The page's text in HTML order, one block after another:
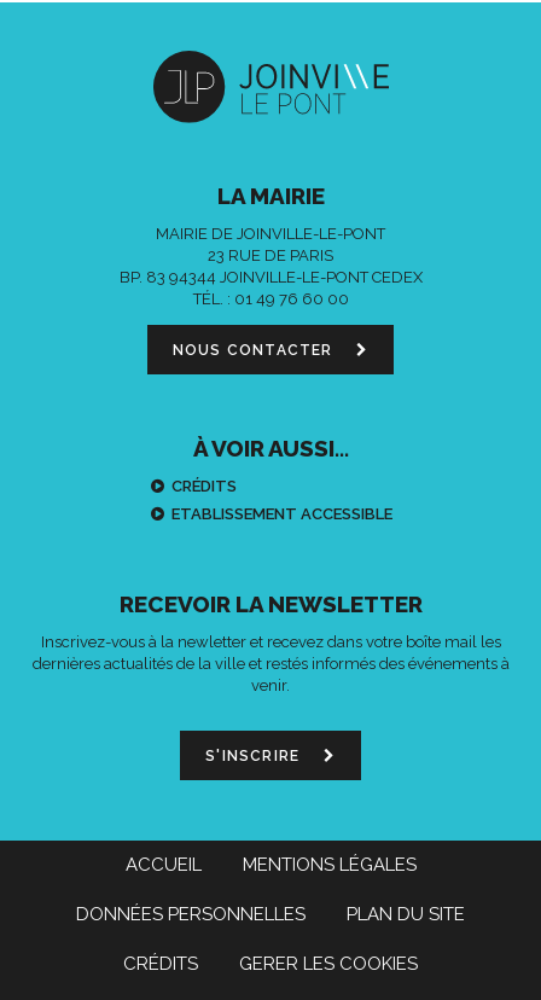
LA MAIRIE
MAIRIE DE JOINVILLE-LE-PONT
23 RUE DE PARIS
BP. 83 94344 JOINVILLE-LE-PONT CEDEX
TÉL. : 01 49 76 60 00
NOUS CONTACTER
À VOIR AUSSI...
CRÉDITS
ETABLISSEMENT ACCESSIBLE
RECEVOIR LA NEWSLETTER
Inscrivez-vous à la newletter et recevez dans votre boîte mail les
dernières actualités de la ville et restés informés des événements à
venir.
S'INSCRIRE
ACCUEIL MENTIONS LÉGALES
DONNÉES PERSONNELLES PLAN DU SITE
CRÉDITS GERER LES COOKIES